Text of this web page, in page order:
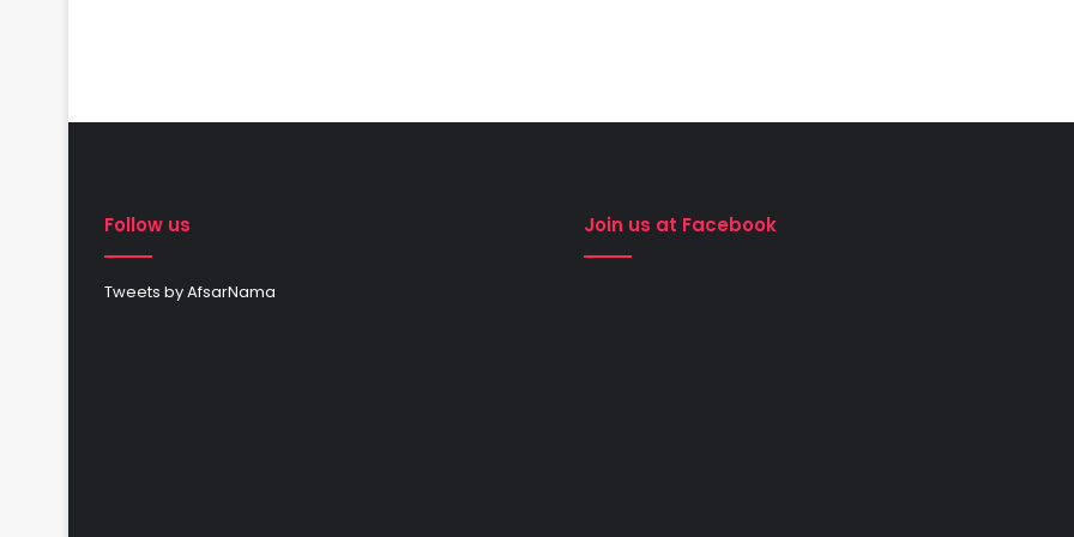
Follow us
Tweets by AfsarNama
Join us at Facebook